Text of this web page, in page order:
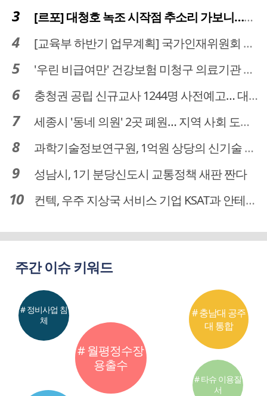
[르포] 대청호 녹조 시작점 추소리 가보니…걷어내도 짙은 초록빛
[교육부 하반기 업무계획] 국가인재위원회 신설… 거점국립대 3곳 성장엔진·AI 분야 패키지 지원
'우린 비급여만' 건강보험 미청구 의료기관 대전 65곳 충남 31곳
충청권 공립 신규교사 1244명 사전예고… 대전 초등 34명서 4명으로
세종시 '동네 의원' 2곳 폐원… 지역 사회 도마 위
과학기술정보연구원, 1억원 상당의 신기술 기업 이전 완료
성남시, 1기 분당신도시 교통정책 새판 짠다
컨텍, 우주 지상국 서비스 기업 KSAT과 안테나 6기 계약 체결
주간 이슈 키워드
# 월평정수장
용출수
# 충남대 공주
대 통합
# 정비사업 침
체
# 타슈 이용질
서